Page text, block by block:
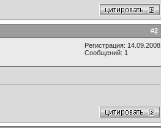
#2
Регистрация: 14.09.2008
Сообщений: 1